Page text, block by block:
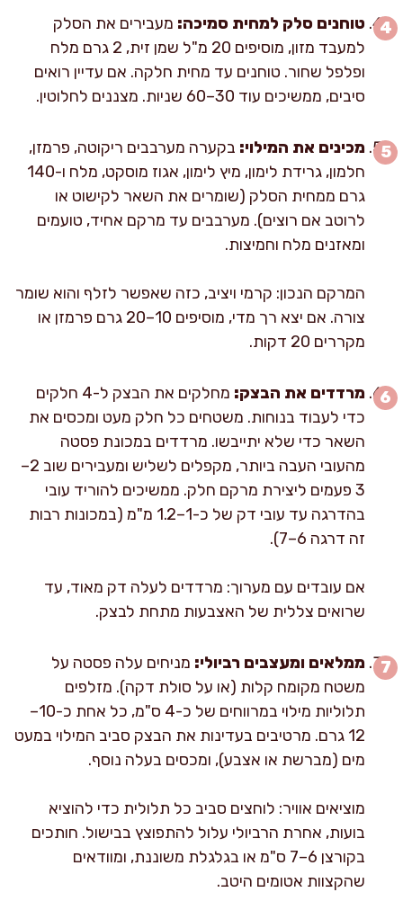
טוחנים סלק למחית סמיכה: מעבירים את הסלק
למעבד מזון, מוסיפים 20 מ"ל שמן זית, 2 גרם מלח
ופלפל שחור. טוחנים עד מחית חלקה. אם עדיין רואים
סיבים, ממשיכים עוד 30–60 שניות. מצננים לחלוטין.
מכינים את המילוי: בקערה מערבבים ריקוטה, פרמזן,
חלמון, גרידת לימון, מיץ לימון, אגוז מוסקט, מלח ו-140
גרם ממחית הסלק (שומרים את השאר לקישוט או
לרוטב אם רוצים). מערבבים עד מרקם אחיד, טועמים
ומאזנים מלח וחמיצות.
המרקם הנכון: קרמי ויציב, כזה שאפשר לזלף והוא שומר
צורה. אם יצא רך מדי, מוסיפים 10–20 גרם פרמזן או
מקררים 20 דקות.
מרדדים את הבצק:
מחלקים את הבצק ל-4 חלקים
כדי לעבוד בנוחות. משטחים כל חלק מעט ומכסים את
השאר כדי שלא יתייבשו. מרדדים במכונת פסטה
מהעובי העבה ביותר, מקפלים לשליש ומעבירים שוב 2–
3 פעמים ליצירת מרקם חלק. ממשיכים להוריד עובי
בהדרגה עד עובי דק של כ-1–1.2 מ"מ (במכונות רבות
זה דרגה 6–7).
אם עובדים עם מערוך: מרדדים לעלה דק מאוד, עד
שרואים צללית של האצבעות מתחת לבצק.
ממלאים ומעצבים רביולי: מניחים עלה פסטה על
משטח מקומח קלות (או על סולת דקה). מזלפים
תלוליות מילוי במרווחים של כ-4 ס"מ, כל אחת כ-10–
12 גרם. מרטיבים בעדינות את הבצק סביב המילוי במעט
מים (מברשת או אצבע), ומכסים בעלה נוסף.
מוציאים אוויר: לוחצים סביב כל תלולית כדי להוציא
בועות, אחרת הרביולי עלול להתפוצץ בבישול. חותכים
בקורצן 6–7 ס"מ או בגלגלת משוננת, ומוודאים
שהקצוות אטומים היטב.